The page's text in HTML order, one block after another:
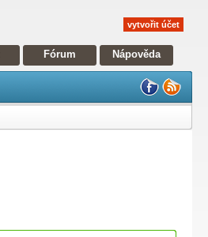
vytvořit účet
Fórum Nápověda